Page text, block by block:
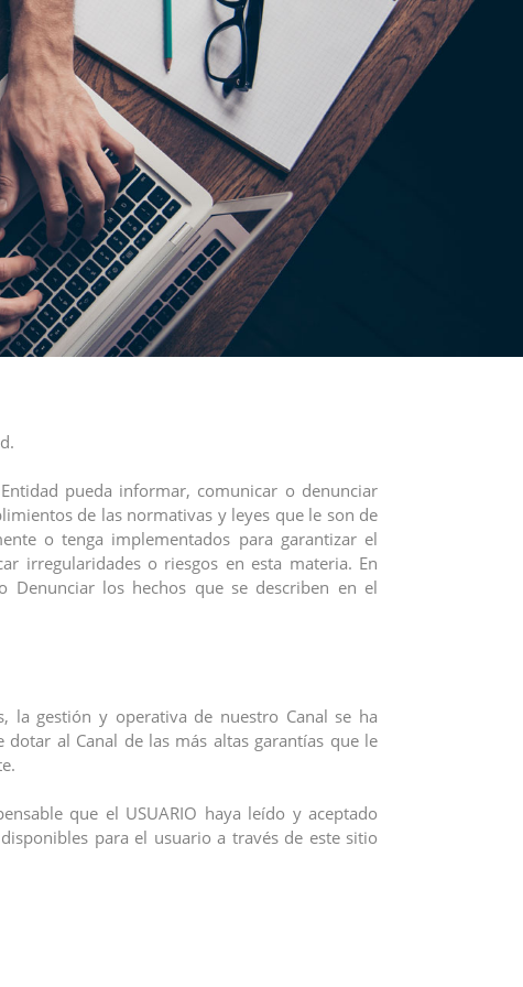
pueda informar, comunicar o denunciar
de las normativas y leyes que le son de
o tenga implementados para garantizar el
irregularidades o riesgos en esta materia. En
Denunciar los hechos que se describen en el
la gestión y operativa de nuestro Canal se ha
al Canal de las más altas garantías que le
que el USUARIO haya leído y aceptado
disponibles para el usuario a través de este sitio